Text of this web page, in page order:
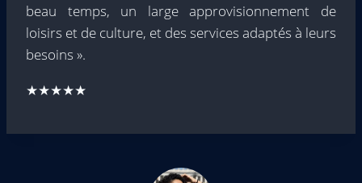
beau temps, un large approvisionnement de
loisirs et de culture, et des services adaptés à leurs
besoins ».
★★★★★